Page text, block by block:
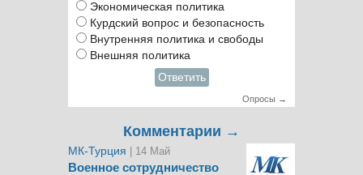
Экономическая политика
Курдский вопрос и безопасность
Внутренняя политика и свободы
Внешняя политика
Ответить
Опросы →
Комментарии →
МК-Турция | 14 Май
Военное сотрудничество